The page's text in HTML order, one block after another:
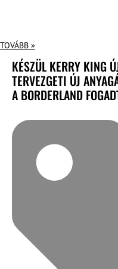
TOVÁBB »
KÉSZÜL KERRY KING
TERVEZGETI ÚJ
A BORDERLAND